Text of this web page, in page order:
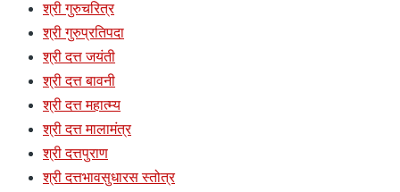
श्री गुरुचरित्र
श्री गुरुप्रतिपदा
श्री दत्त जयंती
श्री दत्त बावनी
श्री दत्त महात्म्य
श्री दत्त मालामंत्र
श्री दत्तपुराण
श्री दत्तभावसुधारस स्तोत्र